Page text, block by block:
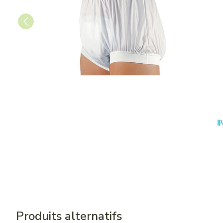
Produits alternatifs